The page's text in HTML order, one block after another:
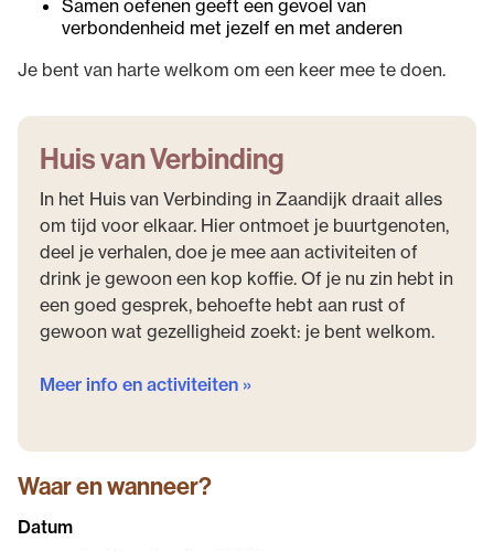
Samen oefenen geeft een gevoel van
verbondenheid met jezelf en met anderen
Je bent van harte welkom om een keer mee te doen.
Huis van Verbinding
In het Huis van Verbinding in Zaandijk draait alles
om tijd voor elkaar. Hier ontmoet je buurtgenoten,
deel je verhalen, doe je mee aan activiteiten of
drink je gewoon een kop koffie. Of je nu zin hebt in
een goed gesprek, behoefte hebt aan rust of
gewoon wat gezelligheid zoekt: je bent welkom.
Meer info en activiteiten »
Waar en wanneer?
Datum